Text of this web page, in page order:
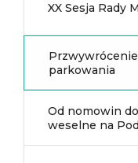
XX Sesja Rady
parkowania
Od nomowin
weselne na